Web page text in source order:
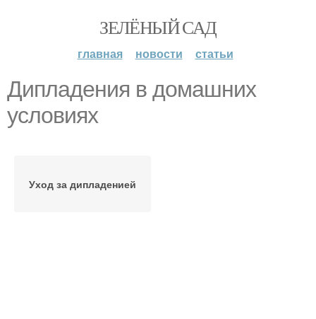
ЗЕЛЁНЫЙ САД
главная новости статьи
Дипладения в домашних
условиях
Уход за дипладенией